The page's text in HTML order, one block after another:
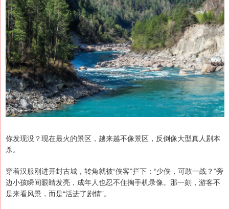
你发现没？现在最火的景区，越来越不像景区，反倒像大型真人剧本
杀。
穿着汉服刚进开封古城，转角就被“侠客”拦下：“少侠，可敢一战？”旁
边小孩瞬间眼睛发亮，成年人也忍不住掏手机录像。那一刻，游客不
是来看风景，而是“活进了剧情”。